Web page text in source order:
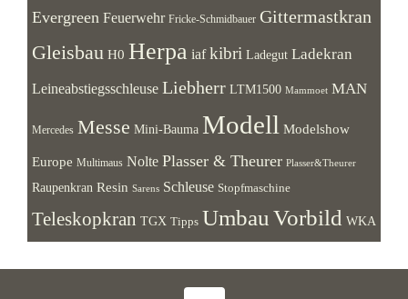
Evergreen Feuerwehr Fricke-Schmidbauer Gittermastkran
Gleisbau H0 Herpa iaf kibri Ladegut Ladekran
Leineabstiegsschleuse Liebherr LTM1500 Mammoet MAN
Mercedes Messe Mini-Bauma Modell Modelshow
Europe Multimaus Nolte Plasser & Theurer Plasser&Theurer
Raupenkran Resin Sarens Schleuse Stopfmaschine
Teleskopkran TGX Tipps Umbau Vorbild WKA